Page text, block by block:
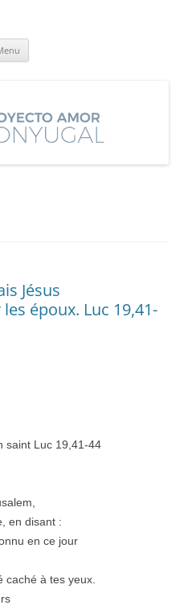
Jésus
époux. Luc 19,41-
saint Luc 19,41-44
en disant :
en ce jour
caché à tes yeux.